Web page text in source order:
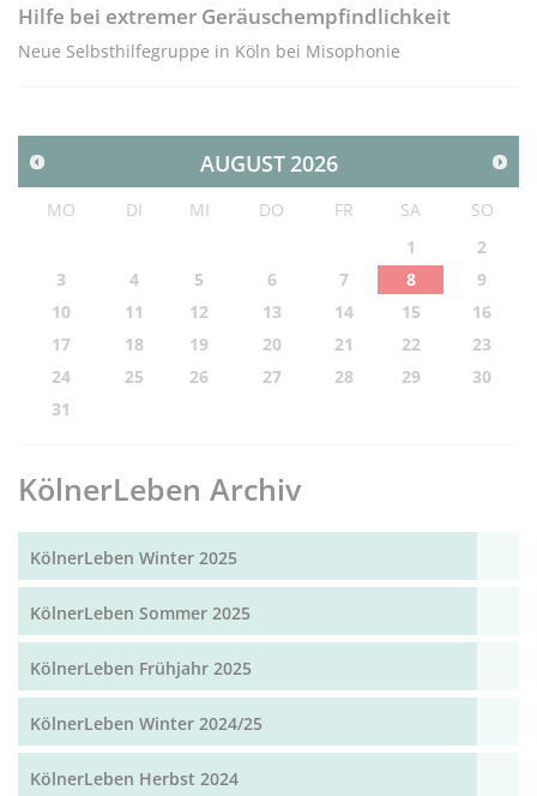
Hilfe bei extremer Geräuschempfindlichkeit
Neue Selbsthilfegruppe in Köln bei Misophonie
AUGUST 2026
MO DI MI DO FR SA
SO
1
2
3
4 5 6 7 8
9
10
11 12 13 14 15
16
17
18 19 20 21 22
23
24
25 26 27 28 29
30
31
KölnerLeben Archiv
KölnerLeben Winter 2025
KölnerLeben Sommer 2025
KölnerLeben Frühjahr 2025
KölnerLeben Winter 2024/25
KölnerLeben Herbst 2024